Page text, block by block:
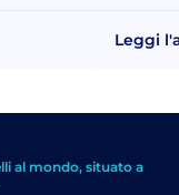
Leggi
al mondo, situato a